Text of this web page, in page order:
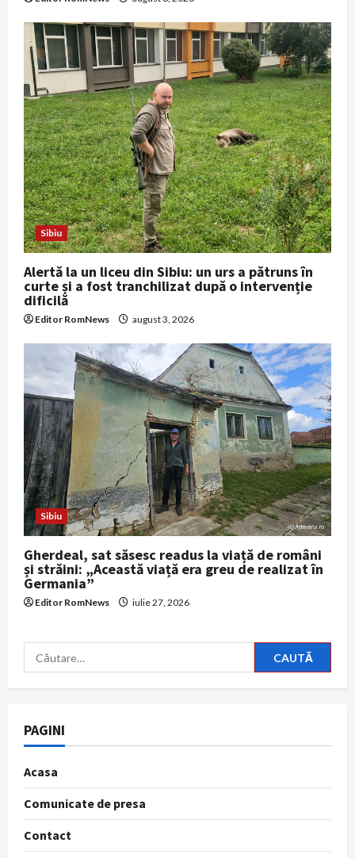
Sibiu
Alertă la un liceu din Sibiu: un urs a pătruns în
curte și a fost tranchilizat după o intervenție
dificilă
Editor RomNews august 3, 2026
Sibiu
Gherdeal, sat săsesc readus la viață de români
și străini: „Această viață era greu de realizat în
Germania”
Editor RomNews iulie 27, 2026
Caută
după:
PAGINI
Acasa
Comunicate de presa
Contact